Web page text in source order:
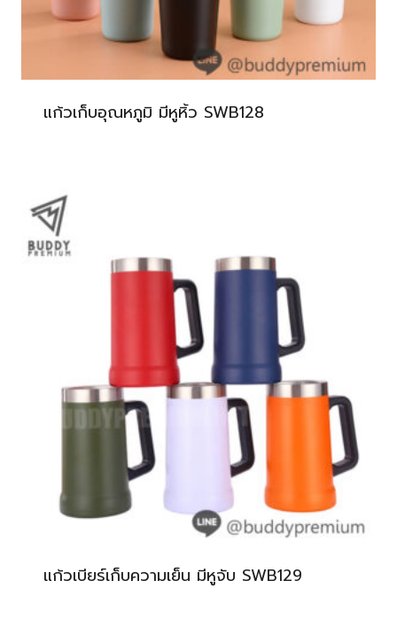
แก้วเก็บอุณหภูมิ มีหูหิ้ว SWB128
แก้วเบียร์เก็บความเย็น มีหูจับ SWB129